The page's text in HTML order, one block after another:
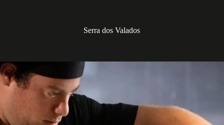
Serra dos Valados